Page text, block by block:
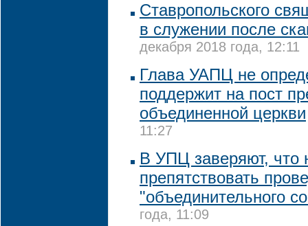
Ставропольского
в служении после
декабря 2018 года, 12:11
Глава УАПЦ не
поддержит на пост
объединенной церкви
11:27
В УПЦ заверяют, что
препятствовать
"объединительного
года, 11:09